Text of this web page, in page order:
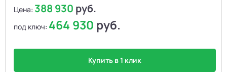
Цена: 388 930 руб.
под ключ: 464 930 руб.
Купить в 1 клик